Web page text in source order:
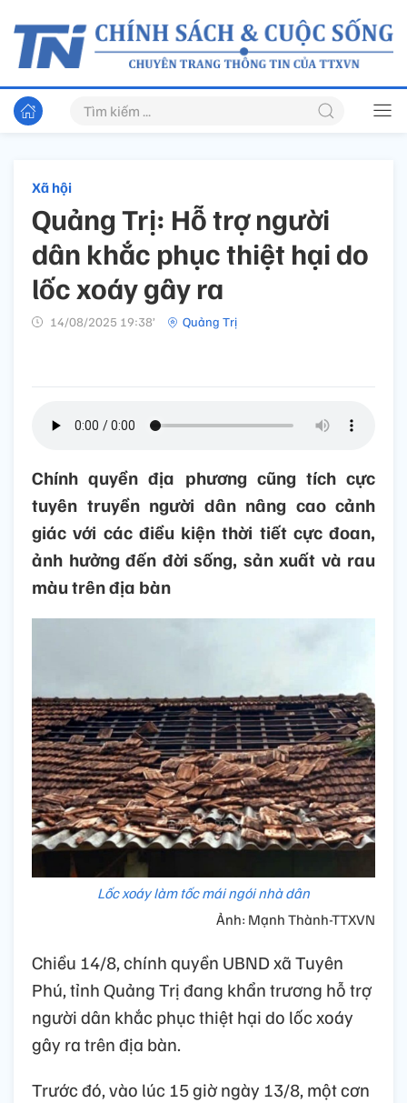
Xã hội
Quảng Trị: Hỗ trợ người
dân khắc phục thiệt hại do
lốc xoáy gây ra
14/08/2025 19:38’ Quảng Trị
Chính quyền địa phương cũng tích cực
tuyên truyền người dân nâng cao cảnh
giác với các điều kiện thời tiết cực đoan,
ảnh hưởng đến đời sống, sản xuất và rau
màu trên địa bàn
Lốc xoáy làm tốc mái ngói nhà dân
Ảnh: Mạnh Thành-TTXVN
Chiều 14/8, chính quyền UBND xã Tuyên
Phú, tỉnh Quảng Trị đang khẩn trương hỗ trợ
người dân khắc phục thiệt hại do lốc xoáy
gây ra trên địa bàn.
Trước đó, vào lúc 15 giờ ngày 13/8, một cơn